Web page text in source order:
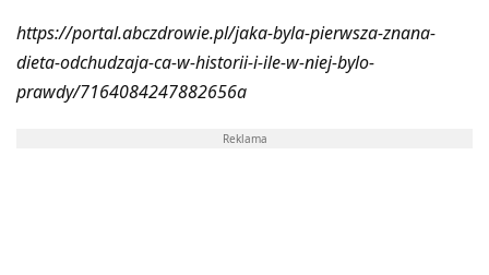
https://portal.abczdrowie.pl/jaka-byla-pierwsza-znana-
dieta-odchudzaja-ca-w-historii-i-ile-w-niej-bylo-
prawdy/7164084247882656a
Reklama